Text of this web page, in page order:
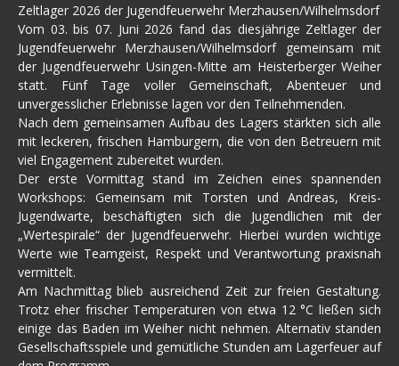
Zeltlager 2026 der Jugendfeuerwehr Merzhausen/Wilhelmsdorf
Vom 03. bis 07. Juni 2026 fand das diesjährige Zeltlager der
Jugendfeuerwehr Merzhausen/Wilhelmsdorf gemeinsam mit
der Jugendfeuerwehr Usingen-Mitte am Heisterberger Weiher
statt. Fünf Tage voller Gemeinschaft, Abenteuer und
unvergesslicher Erlebnisse lagen vor den Teilnehmenden.
Nach dem gemeinsamen Aufbau des Lagers stärkten sich alle
mit leckeren, frischen Hamburgern, die von den Betreuern mit
viel Engagement zubereitet wurden.
Der erste Vormittag stand im Zeichen eines spannenden
Workshops: Gemeinsam mit Torsten und Andreas, Kreis-
Jugendwarte, beschäftigten sich die Jugendlichen mit der
„Wertespirale“ der Jugendfeuerwehr. Hierbei wurden wichtige
Werte wie Teamgeist, Respekt und Verantwortung praxisnah
vermittelt.
Am Nachmittag blieb ausreichend Zeit zur freien Gestaltung.
Trotz eher frischer Temperaturen von etwa 12 °C ließen sich
einige das Baden im Weiher nicht nehmen. Alternativ standen
Gesellschaftsspiele und gemütliche Stunden am Lagerfeuer auf